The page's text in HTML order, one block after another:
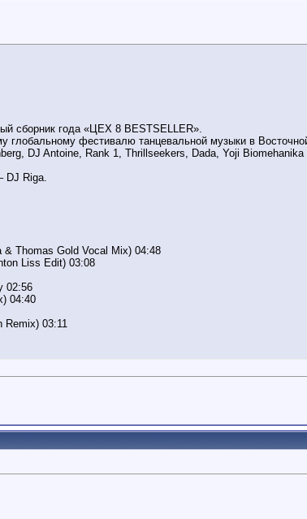
сборник года «ЦЕХ 8 BESTSELLER».
глобальному фестивалю танцевальной музыки в
DJ Antoine, Rank 1, Thrillseekers, Dada, Yoji Biomehanika
DJ Riga.
Thomas Gold Vocal Mix) 04:48
Liss Edit) 03:08
02:56
04:40
Remix) 03:11